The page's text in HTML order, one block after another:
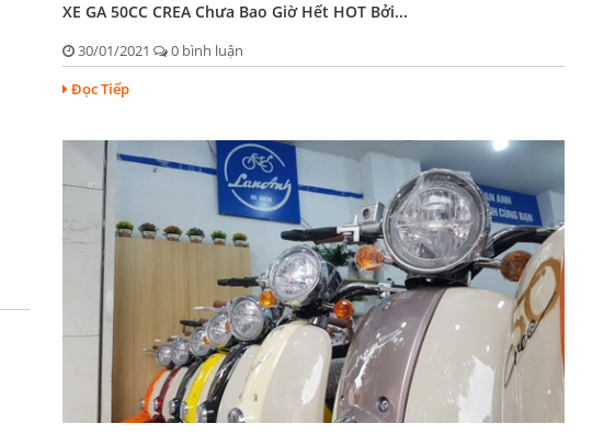
XE GA 50CC CREA Chưa Bao Giờ Hết HOT Bởi...
30/01/2021
0 bình luận
Đọc Tiếp